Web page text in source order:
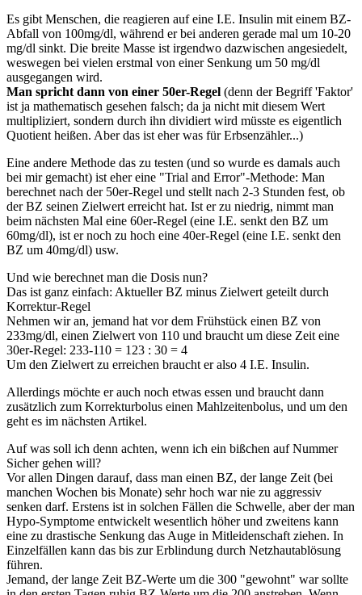
Es gibt Menschen, die reagieren auf eine I.E. Insulin mit einem BZ-
Abfall von 100mg/dl, während er bei anderen gerade mal um 10-20
mg/dl sinkt. Die breite Masse ist irgendwo dazwischen angesiedelt,
weswegen bei vielen erstmal von einer Senkung um 50 mg/dl
ausgegangen wird.
Man spricht dann von einer 50er-Regel (denn der Begriff 'Faktor'
ist ja mathematisch gesehen falsch; da ja nicht mit diesem Wert
multipliziert, sondern durch ihn dividiert wird müsste es eigentlich
Quotient heißen. Aber das ist eher was für Erbsenzähler...)
Eine andere Methode das zu testen (und so wurde es damals auch
bei mir gemacht) ist eher eine "Trial and Error"-Methode: Man
berechnet nach der 50er-Regel und stellt nach 2-3 Stunden fest, ob
der BZ seinen Zielwert erreicht hat. Ist er zu niedrig, nimmt man
beim nächsten Mal eine 60er-Regel (eine I.E. senkt den BZ um
60mg/dl), ist er noch zu hoch eine 40er-Regel (eine I.E. senkt den
BZ um 40mg/dl) usw.
Und wie berechnet man die Dosis nun?
Das ist ganz einfach: Aktueller BZ minus Zielwert geteilt durch
Korrektur-Regel
Nehmen wir an, jemand hat vor dem Frühstück einen BZ von
233mg/dl, einen Zielwert von 110 und braucht um diese Zeit eine
30er-Regel: 233-110 = 123 : 30 = 4
Um den Zielwert zu erreichen braucht er also 4 I.E. Insulin.
Allerdings möchte er auch noch etwas essen und braucht dann
zusätzlich zum Korrekturbolus einen Mahlzeitenbolus, und um den
geht es im nächsten Artikel.
Auf was soll ich denn achten, wenn ich ein bißchen auf Nummer
Sicher gehen will?
Vor allen Dingen darauf, dass man einen BZ, der lange Zeit (bei
manchen Wochen bis Monate) sehr hoch war nie zu aggressiv
senken darf. Erstens ist in solchen Fällen die Schwelle, aber der man
Hypo-Symptome entwickelt wesentlich höher und zweitens kann
eine zu drastische Senkung das Auge in Mitleidenschaft ziehen. In
Einzelfällen kann das bis zur Erblindung durch Netzhautablösung
führen.
Jemand, der lange Zeit BZ-Werte um die 300 "gewohnt" war sollte